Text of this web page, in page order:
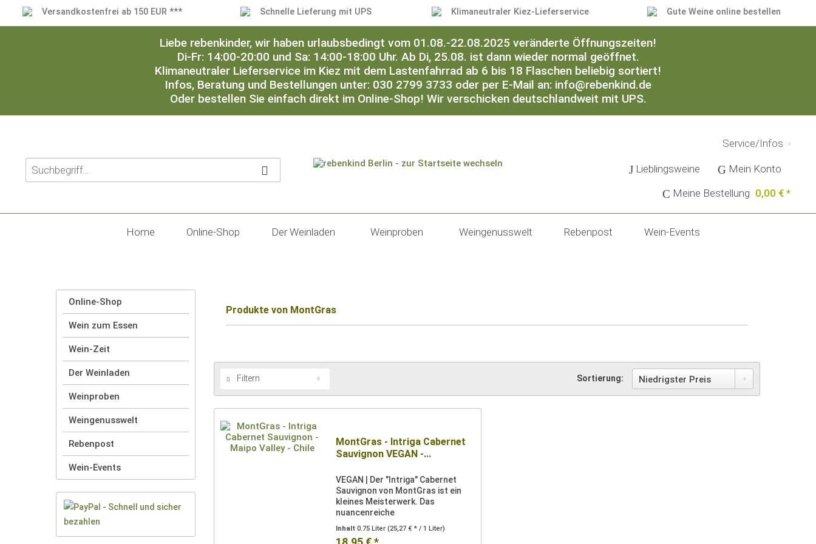
Versandkostenfrei ab 150 EUR *** Schnelle Lieferung mit UPS Klimaneutraler Kiez-Lieferservice Gute Weine online bestellen
Liebe rebenkinder, wir haben urlaubsbedingt vom 01.08.-22.08.2025 veränderte Öffnungszeiten!
Di-Fr: 14:00-20:00 und Sa: 14:00-18:00 Uhr. Ab Di, 25.08. ist dann wieder normal geöffnet.
Klimaneutraler Lieferservice im Kiez mit dem Lastenfahrrad ab 6 bis 18 Flaschen beliebig sortiert!
Infos, Beratung und Bestellungen unter: 030 2799 3733 oder per E-Mail an: info@rebenkind.de
Oder bestellen Sie einfach direkt im Online-Shop! Wir verschicken deutschlandweit mit UPS.
Service/Infos
Lieblingsweine
Mein Konto
Meine Bestellung 0,00 € *
Home Online-Shop Der Weinladen Weinproben Weingenusswelt Rebenpost Wein-Events
Online-Shop
Wein zum Essen
Wein-Zeit
Der Weinladen
Weinproben
Weingenusswelt
Rebenpost
Wein-Events
Produkte von MontGras
Filtern Sortierung:
MontGras - Intriga Cabernet
Sauvignon VEGAN -...
VEGAN | Der "Intriga" Cabernet
Sauvignon von MontGras ist ein
kleines Meisterwerk. Das
nuancenreiche
Geschmackserlebnis prägen
Aromen nach reifen Pflaumen und
Inhalt0.75 Liter(25,27 € * / 1 Liter)